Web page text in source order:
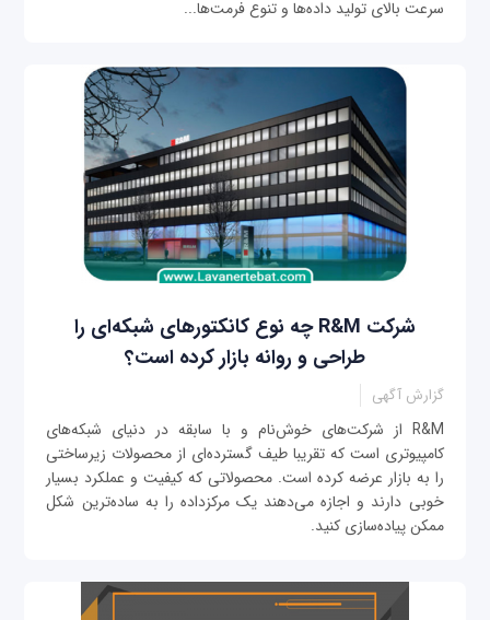
سرعت بالای تولید داده‌ها و تنوع فرمت‌ها...
شرکت R&M چه نوع کانکتورهای شبکه‌ای را
طراحی و روانه بازار کرده است؟
گزارش آگهی
R&M از شرکت‌های خوش‌نام و با سابقه در دنیای شبکه‌های
کامپیوتری است که تقریبا طیف گسترده‌ای از محصولات زیرساختی
را به بازار عرضه کرده است. محصولاتی که کیفیت و عملکرد بسیار
خوبی دارند و اجازه می‌دهند یک مرکزداده را به ساده‌ترین شکل
ممکن پیاده‌سازی کنید.